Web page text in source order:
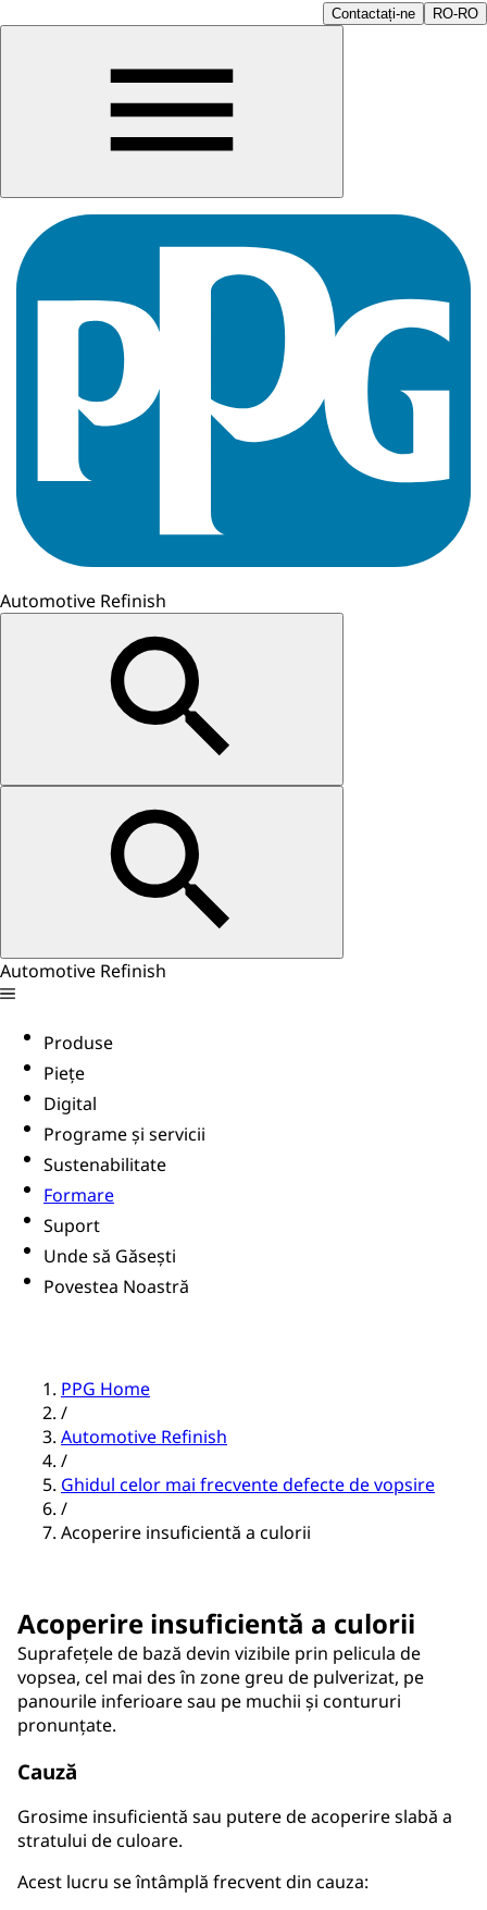
Contactați-ne RO-RO
Automotive Refinish
Automotive Refinish
Produse
Piețe
Digital
Programe și servicii
Sustenabilitate
Formare
Suport
Unde să Găsești
Povestea Noastră
PPG Home
/
Automotive Refinish
/
Ghidul celor mai frecvente defecte de vopsire
/
Acoperire insuficientă a culorii
Acoperire insuficientă a culorii
Suprafețele de bază devin vizibile prin pelicula de
vopsea, cel mai des în zone greu de pulverizat, pe
panourile inferioare sau pe muchii și contururi
pronunțate.
Cauză
Grosime insuficientă sau putere de acoperire slabă a
stratului de culoare.
Acest lucru se întâmplă frecvent din cauza: